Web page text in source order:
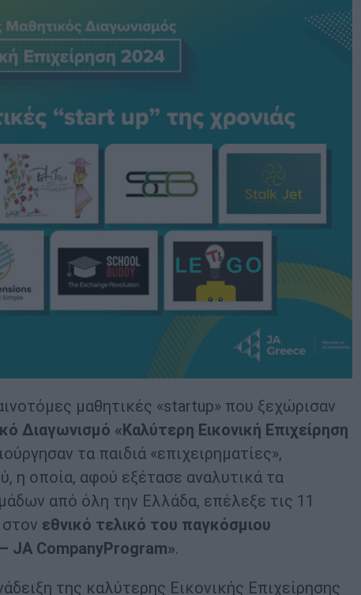
μαθητικές «startup» που ξεχώρισαν
Διαγωνισμό «Καλύτερη Εικονική Επιχείρηση
τα παιδιά «επιχειρηματίες»,
η οποία, αφού εξέτασε αναλυτικά τα
από όλη την Ελλάδα, επέλεξε τις 11
εθνικό τελικό του παγκόσμιου
JA CompanyProgram».
της καλύτερης Εικονικής Επιχείρησης